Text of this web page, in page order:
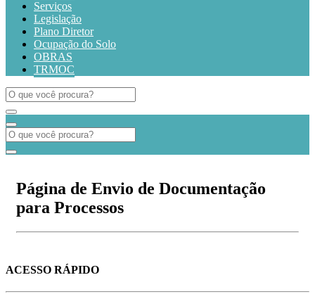
Serviços
Legislação
Plano Diretor
Ocupação do Solo
OBRAS
TRMOC
Página de Envio de Documentação
para Processos
ACESSO RÁPIDO